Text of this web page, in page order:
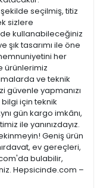
seçilmiş, titiz
sizlere
kullanabileceğiniz
şık tasarımı ile öne
her
ürünlerimiz
ve teknik
güvenle yapmanızı
için teknik
gün kargo imkânı,
ile yanınızdayız.
Geniş ürün
ev gereçleri,
bulabilir,
Hepsicinde.com –